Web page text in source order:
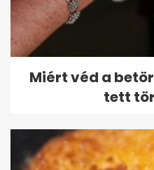
Miért véd a
tett